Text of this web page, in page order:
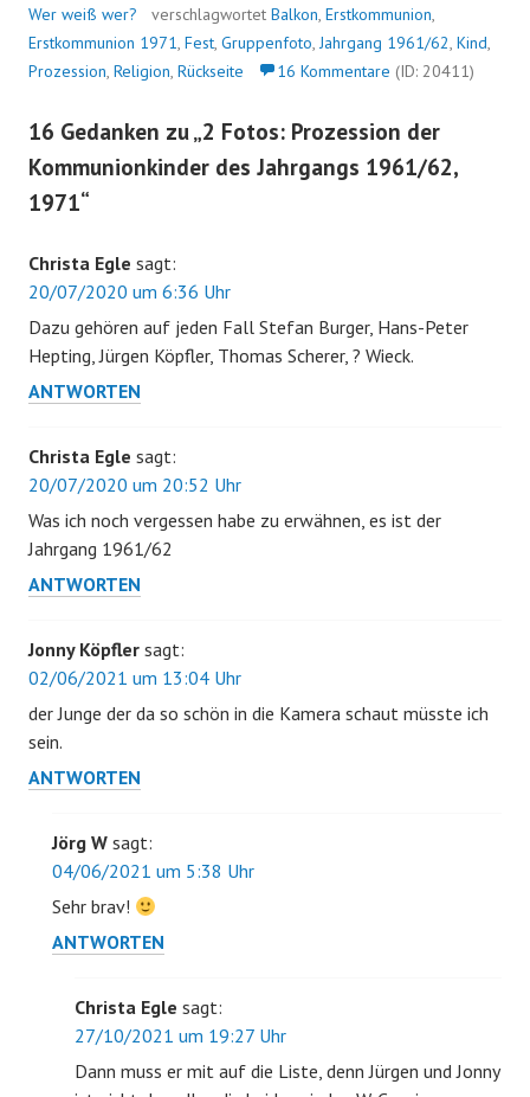
Wer weiß wer?
verschlagwortet Balkon, Erstkommunion,
Erstkommunion 1971, Fest, Gruppenfoto,Jahrgang 1961/62, Kind,
Prozession, Religion, Rückseite 16 Kommentare (ID: 20411)
16 Gedanken zu „2 Fotos: Prozession der
Kommunionkinder des Jahrgangs 1961/62,
1971“
Christa Egle sagt:
20/07/2020 um 6:36 Uhr
Dazu gehören auf jeden Fall Stefan Burger, Hans-Peter
Hepting, Jürgen Köpfler, Thomas Scherer, ? Wieck.
ANTWORTEN
Christa Egle sagt:
20/07/2020 um 20:52 Uhr
Was ich noch vergessen habe zu erwähnen, es ist der
Jahrgang 1961/62
ANTWORTEN
Jonny Köpfler sagt:
02/06/2021 um 13:04 Uhr
der Junge der da so schön in die Kamera schaut müsste ich
sein.
ANTWORTEN
Jörg W sagt:
04/06/2021 um 5:38 Uhr
Sehr brav!
ANTWORTEN
Christa Egle sagt:
27/10/2021 um 19:27 Uhr
Dann muss er mit auf die Liste, denn Jürgen und Jonny